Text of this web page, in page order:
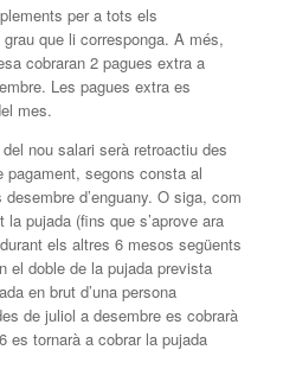
per a tots els
que li corresponga. A més,
cobraran 2 pagues extra a
Les pagues extra es
mes.
nou salari serà retroactiu des
pagament, segons consta al
d’enguany. O siga, com
pujada (fins que s’aprove ara
els altres 6 mesos següents
el doble de la pujada prevista
en brut d’una persona
de juliol a desembre es cobrarà
es tornarà a cobrar la pujada